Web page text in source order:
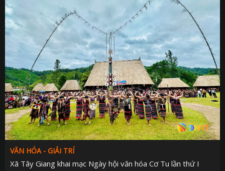
VĂN HÓA - GIẢI TRÍ
Xã Tây Giang khai mạc Ngày hội văn hóa Cơ Tu lần thứ I